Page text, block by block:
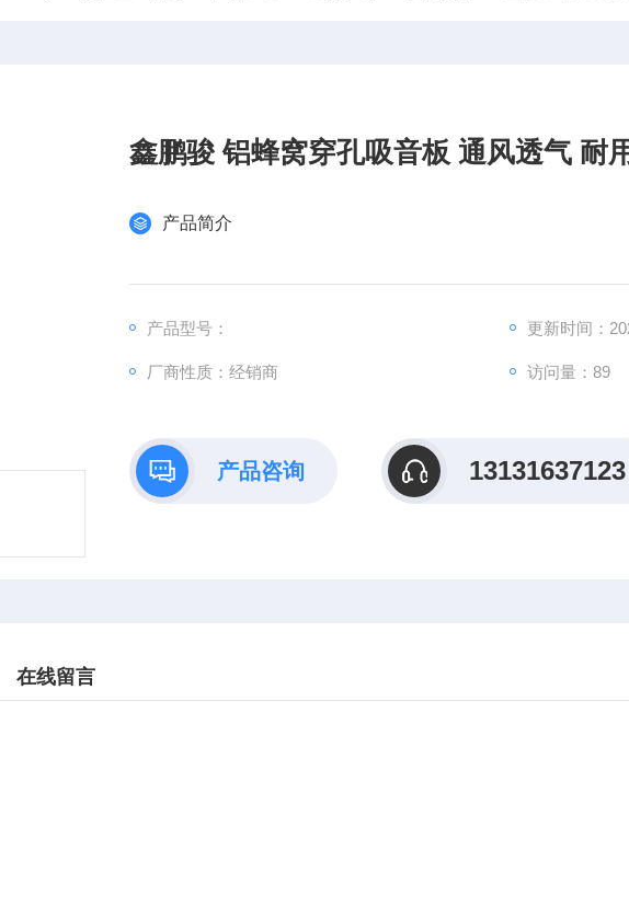
鑫鹏骏 铝蜂窝穿孔吸音板 通风透气 耐
产品简介
产品型号： 更新时间：
厂商性质：经销商 访问量：89
产品咨询 13131637123
在线留言